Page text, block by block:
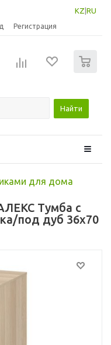
KZ RU
Регистрация
Найти
для дома
Тумба с
под дуб 36x70